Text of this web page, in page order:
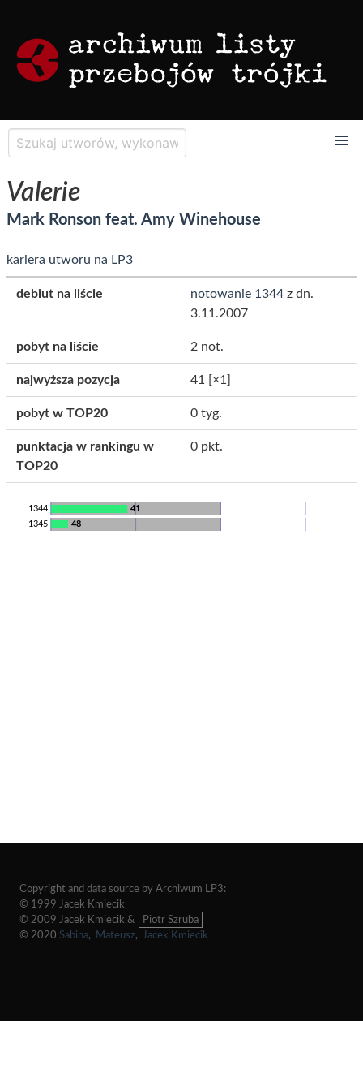
Valerie
Mark Ronson feat. Amy Winehouse
kariera utworu na LP3
debiut na liście notowanie 1344 z dn.
3.11.2007
pobyt na liście 2 not.
najwyższa pozycja 41 [×1]
pobyt w TOP20 0 tyg.
punktacja w rankingu w
TOP20
0 pkt.
41
1344
48
1345
Copyright and data source by Archiwum LP3:
© 1999 Jacek Kmiecik
© 2009 Jacek Kmiecik &
Piotr Szruba
© 2020 Sabina, Mateusz, Jacek Kmiecik